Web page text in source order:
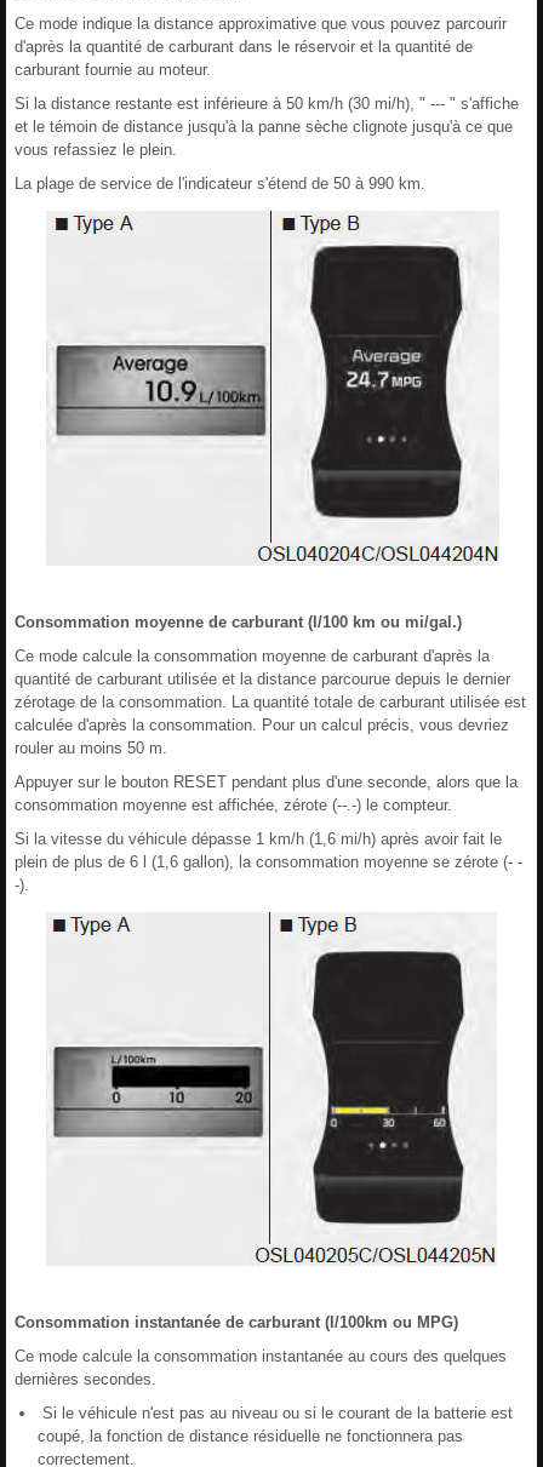
Ce mode indique la distance approximative que vous pouvez parcourir
d'après la quantité de carburant dans le réservoir et la quantité de
carburant fournie au moteur.
Si la distance restante est inférieure à 50 km/h (30 mi/h), " --- " s'affiche
et le témoin de distance jusqu'à la panne sèche clignote jusqu'à ce que
vous refassiez le plein.
La plage de service de l'indicateur s'étend de 50 à 990 km.
Consommation moyenne de carburant (l/100 km ou mi/gal.)
Ce mode calcule la consommation moyenne de carburant d'après la
quantité de carburant utilisée et la distance parcourue depuis le dernier
zérotage de la consommation. La quantité totale de carburant utilisée est
calculée d'après la consommation. Pour un calcul précis, vous devriez
rouler au moins 50 m.
Appuyer sur le bouton RESET pendant plus d'une seconde, alors que la
consommation moyenne est affichée, zérote (--.-) le compteur.
Si la vitesse du véhicule dépasse 1 km/h (1,6 mi/h) après avoir fait le
plein de plus de 6 l (1,6 gallon), la consommation moyenne se zérote (- -
-).
Consommation instantanée de carburant (l/100km ou MPG)
Ce mode calcule la consommation instantanée au cours des quelques
dernières secondes.
Si le véhicule n'est pas au niveau ou si le courant de la batterie est
coupé, la fonction de distance résiduelle ne fonctionnera pas
correctement.